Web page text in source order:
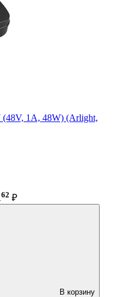
1A, 48W) (Arlight,
62 ₽
В корзину